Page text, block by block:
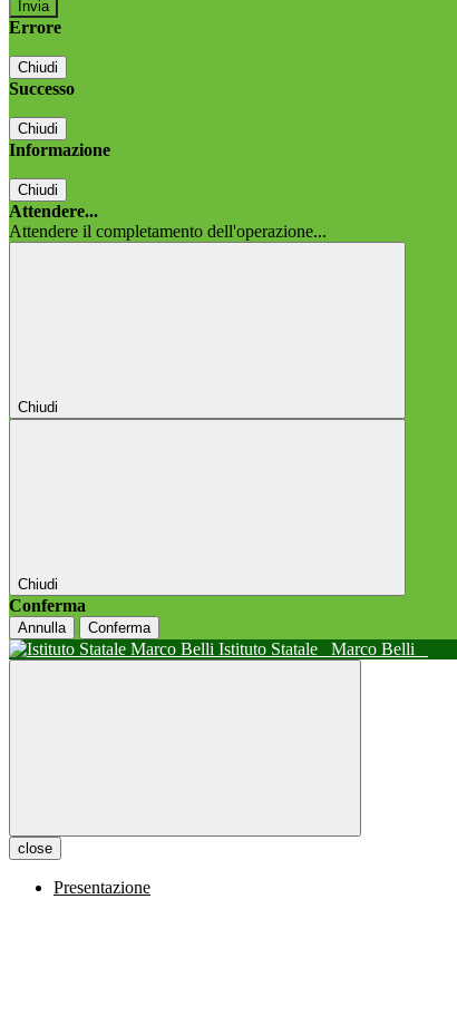
Errore
Chiudi
Successo
Chiudi
Informazione
Chiudi
Attendere...
Attendere il completamento dell'operazione...
Chiudi
Chiudi
Conferma
Annulla Conferma
Istituto Statale Marco Belli
close
Presentazione